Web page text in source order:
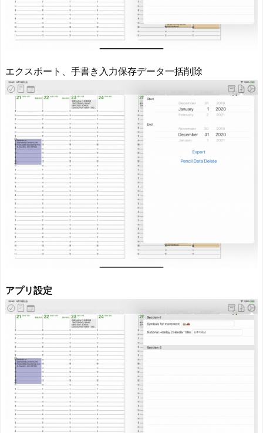
エクスポート、手書き入力保存データ一括削除
アプリ設定